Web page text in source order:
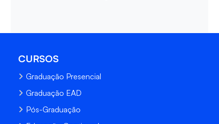
CURSOS
Graduação Presencial
Graduação EAD
Pós-Graduação